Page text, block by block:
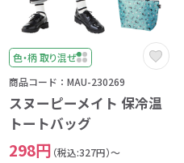
色・柄 取り混ぜ
商品コード：MAU-230269
スヌーピーメイト 保冷温
トートバッグ
298円 （税込:327円）～